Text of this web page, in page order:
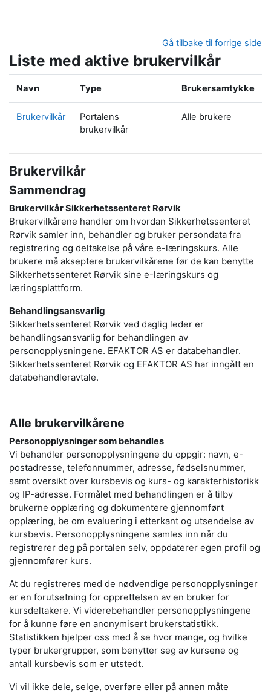
Gå tilbake til forrige side
Liste med aktive brukervilkår
Navn Type Brukersamtykke
Brukervilkår
Portalens
brukervilkår
Alle brukere
Brukervilkår
Sammendrag
Brukervilkår Sikkerhetssenteret Rørvik
Brukervilkårene handler om hvordan Sikkerhetssenteret
Rørvik samler inn, behandler og bruker persondata fra
registrering og deltakelse på våre e-læringskurs. Alle
brukere må akseptere brukervilkårene før de kan benytte
Sikkerhetssenteret Rørvik sine e-læringskurs og
læringsplattform.
Behandlingsansvarlig
Sikkerhetssenteret Rørvik ved daglig leder er
behandlingsansvarlig for behandlingen av
personopplysningene. EFAKTOR AS er databehandler.
Sikkerhetssenteret Rørvik og EFAKTOR AS har inngått en
databehandleravtale.
Alle brukervilkårene
Personopplysninger som behandles
Vi behandler personopplysningene du oppgir: navn, e-
postadresse, telefonnummer, adresse, fødselsnummer,
samt oversikt over kursbevis og kurs- og karakterhistorikk
og IP-adresse. Formålet med behandlingen er å tilby
brukerne opplæring og dokumentere gjennomført
opplæring, be om evaluering i etterkant og utsendelse av
kursbevis. Personopplysningene samles inn når du
registrerer deg på portalen selv, oppdaterer egen profil og
gjennomfører kurs.
At du registreres med de nødvendige personopplysninger
er en forutsetning for opprettelsen av en bruker for
kursdeltakere. Vi viderebehandler personopplysningene
for å kunne føre en anonymisert brukerstatistikk.
Statistikken hjelper oss med å se hvor mange, og hvilke
typer brukergrupper, som benytter seg av kursene og
antall kursbevis som er utstedt.
Vi vil ikke dele, selge, overføre eller på annen måte